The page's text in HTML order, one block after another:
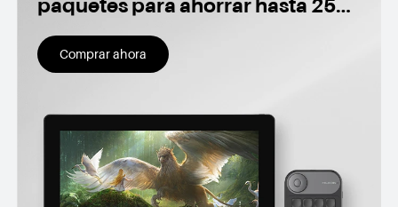
paquetes para ahorrar hasta 250
Comprar ahora